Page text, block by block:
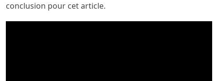
conclusion pour cet article.